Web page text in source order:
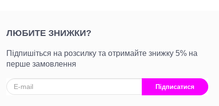
ЛЮБИТЕ ЗНИЖКИ?
Підпишіться на розсилку та отримайте знижку 5% на
перше замовлення
Підписатися